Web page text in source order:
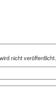
nicht veröffentlicht.